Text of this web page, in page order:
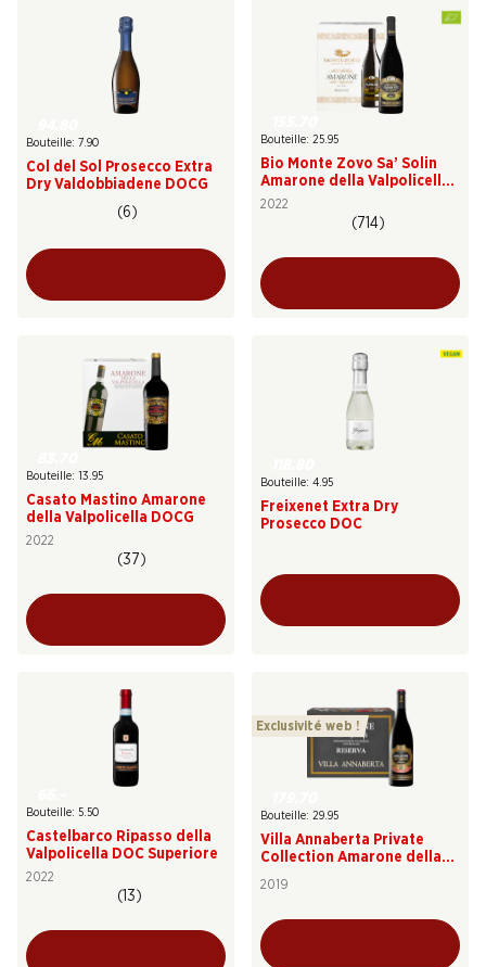
Bouteille: 7.90
Col del Sol Prosecco Extra
Dry Valdobbiadene DOCG
(6)
Bouteille: 25.95
Bio Monte Zovo Sa’ Solin
Amarone della Valpolicella
DOCG
2022
(714)
Bouteille: 13.95
Casato Mastino Amarone
della Valpolicella DOCG
2022
(37)
Bouteille: 4.95
Freixenet Extra Dry
Prosecco DOC
Bouteille: 5.50
Castelbarco Ripasso della
Valpolicella DOC Superiore
2022
(13)
Exclusivité web !
Bouteille: 29.95
Villa Annaberta Private
Collection Amarone della
2019